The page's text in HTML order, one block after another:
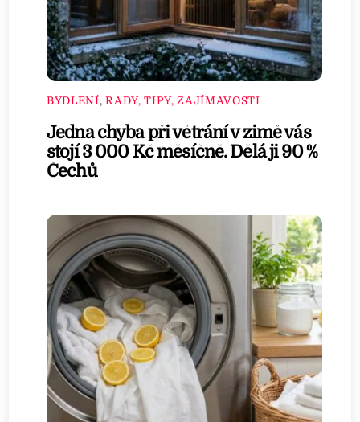
BYDLENÍ,RADY, TIPY, ZAJÍMAVOSTI
Jedna chyba při větrání v zimě vás
stojí 3 000 Kč měsíčně. Dělá ji 90 %
Čechů